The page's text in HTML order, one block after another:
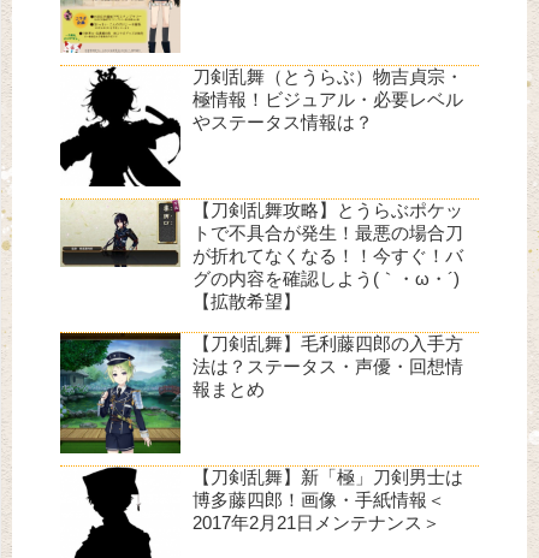
刀剣乱舞（とうらぶ）物吉貞宗・
極情報！ビジュアル・必要レベル
やステータス情報は？
【刀剣乱舞攻略】とうらぶポケッ
トで不具合が発生！最悪の場合刀
が折れてなくなる！！今すぐ！バ
グの内容を確認しよう(｀・ω・´)
【拡散希望】
【刀剣乱舞】毛利藤四郎の入手方
法は？ステータス・声優・回想情
報まとめ
【刀剣乱舞】新「極」刀剣男士は
博多藤四郎！画像・手紙情報＜
2017年2月21日メンテナンス＞